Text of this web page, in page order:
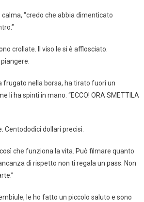
calma, “credo che abbia dimenticato
crollate. Il viso le si è afflosciato.
frugato nella borsa, ha tirato fuori un
li ha spinti in mano. “ECCO! ORA SMETTILA
Centododici dollari precisi.
che funziona la vita. Può filmare quanto
di rispetto non ti regala un pass. Non
le ho fatto un piccolo saluto e sono